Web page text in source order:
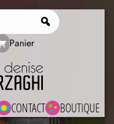
CONTACT BOUTIQUE
Panier